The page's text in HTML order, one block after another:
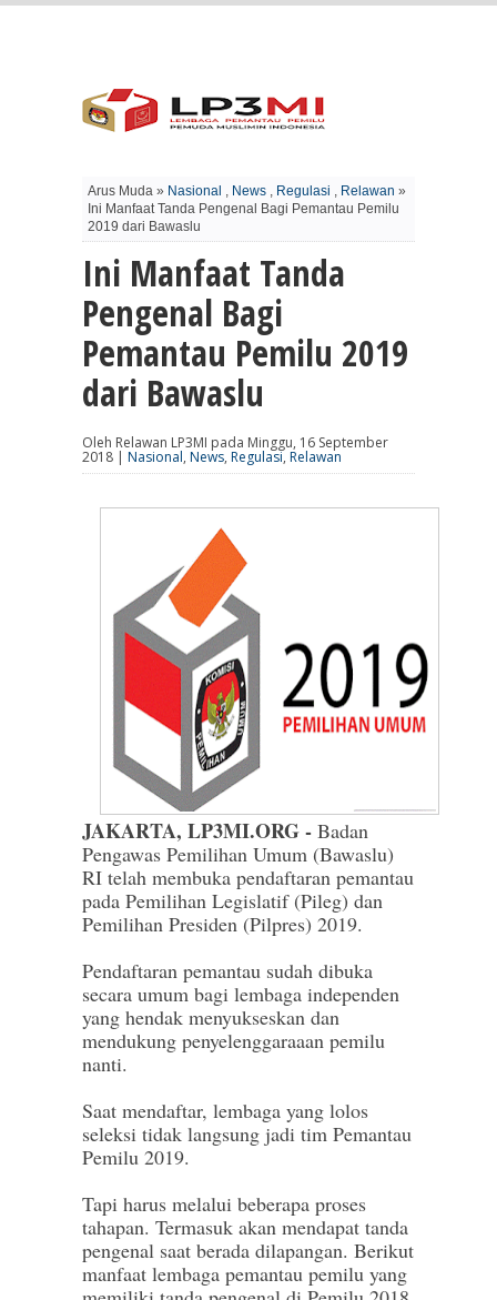
Arus Muda » Nasional , News , Regulasi , Relawan »
Ini Manfaat Tanda Pengenal Bagi Pemantau Pemilu
2019 dari Bawaslu
Ini Manfaat Tanda
Pengenal Bagi
Pemantau Pemilu 2019
dari Bawaslu
Oleh Relawan LP3MI pada Minggu, 16 September
2018 | Nasional, News, Regulasi, Relawan
JAKARTA, LP3MI.ORG - Badan
Pengawas Pemilihan Umum (Bawaslu)
RI telah membuka pendaftaran pemantau
pada Pemilihan Legislatif (Pileg) dan
Pemilihan Presiden (Pilpres) 2019.
Pendaftaran pemantau sudah dibuka
secara umum bagi lembaga independen
yang hendak menyukseskan dan
mendukung penyelenggaraaan pemilu
nanti.
Saat mendaftar, lembaga yang lolos
seleksi tidak langsung jadi tim Pemantau
Pemilu 2019.
Tapi harus melalui beberapa proses
tahapan. Termasuk akan mendapat tanda
pengenal saat berada dilapangan. Berikut
manfaat lembaga pemantau pemilu yang